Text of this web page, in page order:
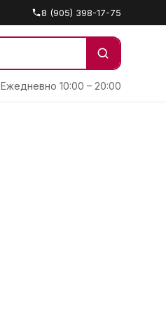
8 (905) 398-17-75
Ежедневно 10:00 – 20:00